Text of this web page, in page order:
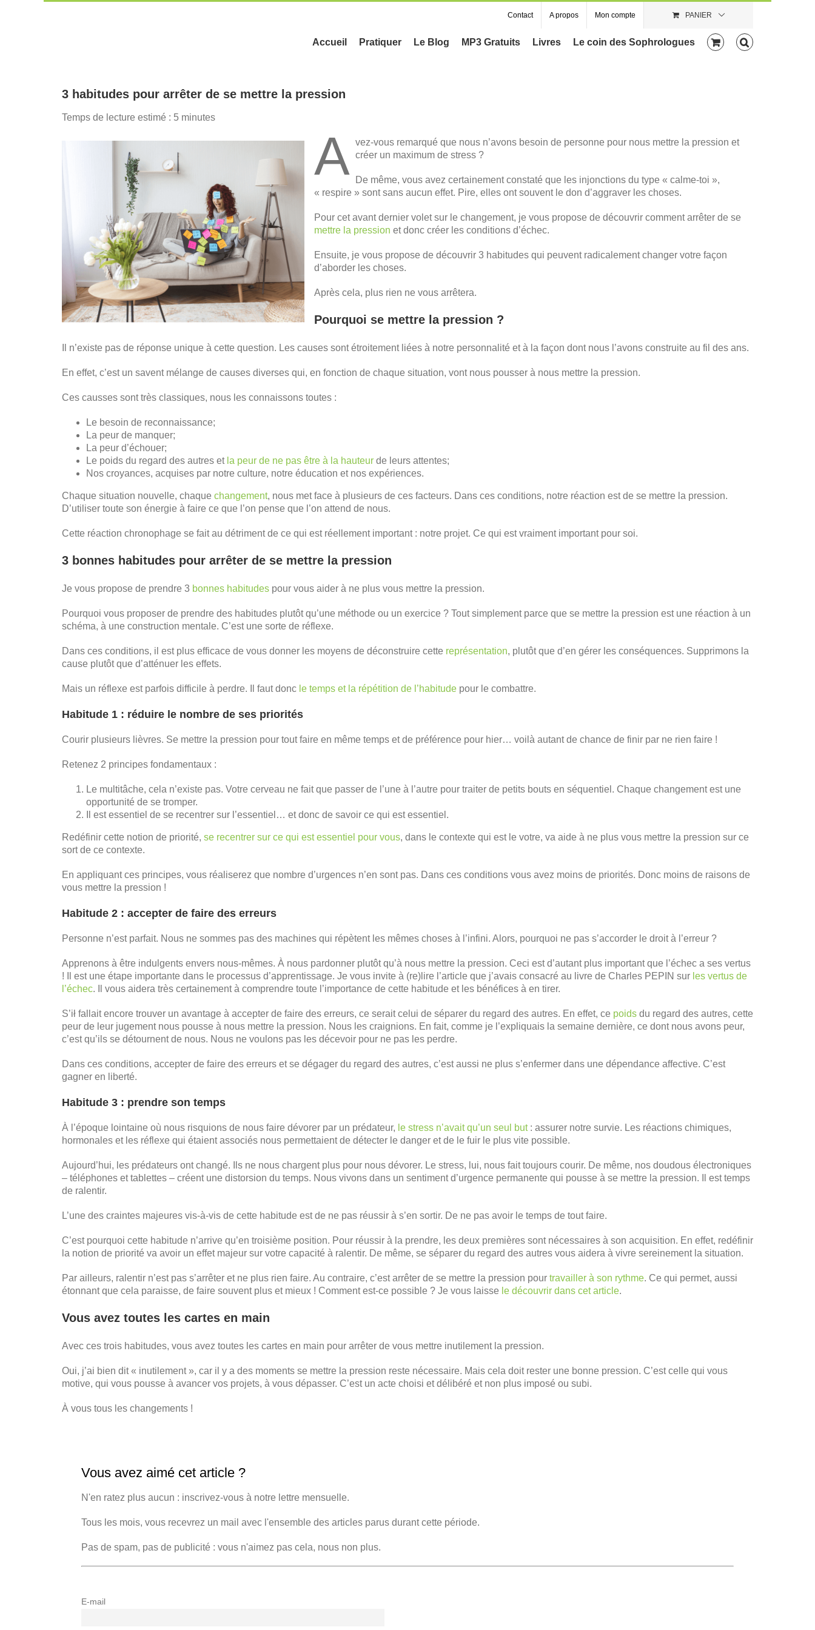
Contact A propos Mon compte PANIER
Accueil Pratiquer Le Blog MP3 Gratuits Livres Le coin des Sophrologues
3 habitudes pour arrêter de se mettre la pression
Temps de lecture estimé : 5 minutes
A vez-vous remarqué que nous n’avons besoin de personne pour nous mettre la pression et
créer un maximum de stress ?
De même, vous avez certainement constaté que les injonctions du type « calme-toi »,
« respire » sont sans aucun effet. Pire, elles ont souvent le don d’aggraver les choses.
Pour cet avant dernier volet sur le changement, je vous propose de découvrir comment arrêter de se
mettre la pression et donc créer les conditions d’échec.
Ensuite, je vous propose de découvrir 3 habitudes qui peuvent radicalement changer votre façon
d’aborder les choses.
Après cela, plus rien ne vous arrêtera.
Pourquoi se mettre la pression ?
Il n’existe pas de réponse unique à cette question. Les causes sont étroitement liées à notre personnalité et à la façon dont nous l’avons construite au fil des ans.
En effet, c’est un savent mélange de causes diverses qui, en fonction de chaque situation, vont nous pousser à nous mettre la pression.
Ces causses sont très classiques, nous les connaissons toutes :
Le besoin de reconnaissance;
La peur de manquer;
La peur d’échouer;
Le poids du regard des autres et la peur de ne pas être à la hauteur de leurs attentes;
Nos croyances, acquises par notre culture, notre éducation et nos expériences.
Chaque situation nouvelle, chaque changement, nous met face à plusieurs de ces facteurs. Dans ces conditions, notre réaction est de se mettre la pression.
D’utiliser toute son énergie à faire ce que l’on pense que l’on attend de nous.
Cette réaction chronophage se fait au détriment de ce qui est réellement important : notre projet. Ce qui est vraiment important pour soi.
3 bonnes habitudes pour arrêter de se mettre la pression
Je vous propose de prendre 3 bonnes habitudes pour vous aider à ne plus vous mettre la pression.
Pourquoi vous proposer de prendre des habitudes plutôt qu’une méthode ou un exercice ? Tout simplement parce que se mettre la pression est une réaction à un
schéma, à une construction mentale. C’est une sorte de réflexe.
Dans ces conditions, il est plus efficace de vous donner les moyens de déconstruire cette représentation, plutôt que d’en gérer les conséquences. Supprimons la
cause plutôt que d’atténuer les effets.
Mais un réflexe est parfois difficile à perdre. Il faut donc le temps et la répétition de l’habitude pour le combattre.
Habitude 1 : réduire le nombre de ses priorités
Courir plusieurs lièvres. Se mettre la pression pour tout faire en même temps et de préférence pour hier… voilà autant de chance de finir par ne rien faire !
Retenez 2 principes fondamentaux :
Le multitâche, cela n’existe pas. Votre cerveau ne fait que passer de l’une à l’autre pour traiter de petits bouts en séquentiel. Chaque changement est une
opportunité de se tromper.
Il est essentiel de se recentrer sur l’essentiel… et donc de savoir ce qui est essentiel.
Redéfinir cette notion de priorité, se recentrer sur ce qui est essentiel pour vous, dans le contexte qui est le votre, va aide à ne plus vous mettre la pression sur ce
sort de ce contexte.
En appliquant ces principes, vous réaliserez que nombre d’urgences n’en sont pas. Dans ces conditions vous avez moins de priorités. Donc moins de raisons de
vous mettre la pression !
Habitude 2 : accepter de faire des erreurs
Personne n’est parfait. Nous ne sommes pas des machines qui répètent les mêmes choses à l’infini. Alors, pourquoi ne pas s’accorder le droit à l’erreur ?
Apprenons à être indulgents envers nous-mêmes. À nous pardonner plutôt qu’à nous mettre la pression. Ceci est d’autant plus important que l’échec a ses vertus
! Il est une étape importante dans le processus d’apprentissage. Je vous invite à (re)lire l’article que j’avais consacré au livre de Charles PEPIN sur les vertus de
l’échec. Il vous aidera très certainement à comprendre toute l’importance de cette habitude et les bénéfices à en tirer.
S’ił fallait encore trouver un avantage à accepter de faire des erreurs, ce serait celui de séparer du regard des autres. En effet, ce poids du regard des autres, cette
peur de leur jugement nous pousse à nous mettre la pression. Nous les craignions. En fait, comme je l’expliquais la semaine dernière, ce dont nous avons peur,
c’est qu’ils se détournent de nous. Nous ne voulons pas les décevoir pour ne pas les perdre.
Dans ces conditions, accepter de faire des erreurs et se dégager du regard des autres, c’est aussi ne plus s’enfermer dans une dépendance affective. C’est
gagner en liberté.
Habitude 3 : prendre son temps
À l’époque lointaine où nous risquions de nous faire dévorer par un prédateur, le stress n’avait qu’un seul but: assurer notre survie. Les réactions chimiques,
hormonales et les réflexe qui étaient associés nous permettaient de détecter le danger et de le fuir le plus vite possible.
Aujourd’hui, les prédateurs ont changé. Ils ne nous chargent plus pour nous dévorer. Le stress, lui, nous fait toujours courir. De même, nos doudous électroniques
– téléphones et tablettes – créent une distorsion du temps. Nous vivons dans un sentiment d’urgence permanente qui pousse à se mettre la pression. Il est temps
de ralentir.
L’une des craintes majeures vis-à-vis de cette habitude est de ne pas réussir à s’en sortir. De ne pas avoir le temps de tout faire.
C’est pourquoi cette habitude n’arrive qu’en troisième position. Pour réussir à la prendre, les deux premières sont nécessaires à son acquisition. En effet, redéfinir
la notion de priorité va avoir un effet majeur sur votre capacité à ralentir. De même, se séparer du regard des autres vous aidera à vivre sereinement la situation.
Par ailleurs, ralentir n’est pas s’arrêter et ne plus rien faire. Au contraire, c’est arrêter de se mettre la pression pour travailler à son rythme. Ce qui permet, aussi
étonnant que cela paraisse, de faire souvent plus et mieux ! Comment est-ce possible ? Je vous laisse le découvrir dans cet article.
Vous avez toutes les cartes en main
Avec ces trois habitudes, vous avez toutes les cartes en main pour arrêter de vous mettre inutilement la pression.
Oui, j’ai bien dit « inutilement », car il y a des moments se mettre la pression reste nécessaire. Mais cela doit rester une bonne pression. C’est celle qui vous
motive, qui vous pousse à avancer vos projets, à vous dépasser. C’est un acte choisi et délibéré et non plus imposé ou subi.
À vous tous les changements !
Vous avez aimé cet article ?
N'en ratez plus aucun : inscrivez-vous à notre lettre mensuelle.
Tous les mois, vous recevrez un mail avec l'ensemble des articles parus durant cette période.
Pas de spam, pas de publicité : vous n'aimez pas cela, nous non plus.
E-mail